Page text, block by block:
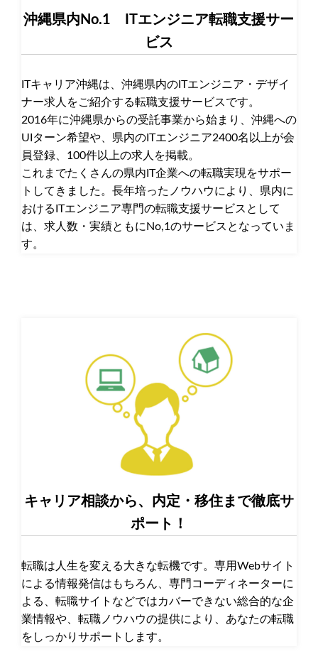
沖縄県内No.1 ITエンジニア転職支援サー
ビス
ITキャリア沖縄は、沖縄県内のITエンジニア・デザイ
ナー求人をご紹介する転職支援サービスです。
2016年に沖縄県からの受託事業から始まり、沖縄への
UIターン希望や、県内のITエンジニア2400名以上が会
員登録、100件以上の求人を掲載。
これまでたくさんの県内IT企業への転職実現をサポー
トしてきました。長年培ったノウハウにより、県内に
おけるITエンジニア専門の転職支援サービスとして
は、求人数・実績ともにNo,1のサービスとなっていま
す。
キャリア相談から、内定・移住まで徹底サ
ポート！
転職は人生を変える大きな転機です。専用Webサイト
による情報発信はもちろん、専門コーディネーターに
よる、転職サイトなどではカバーできない総合的な企
業情報や、転職ノウハウの提供により、あなたの転職
をしっかりサポートします。